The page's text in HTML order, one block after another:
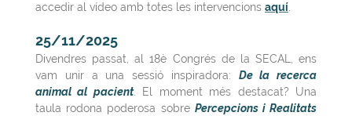
accedir al vídeo amb totes les intervencions aquí
25/11/2025
Divendres passat, al 18è Congrés de la SECAL, ens
vam unir a una sessió inspiradora:
De la recerca
animal al pacient. El moment més destacat? Una
taula rodona poderosa sobre Percepcions i Realitats